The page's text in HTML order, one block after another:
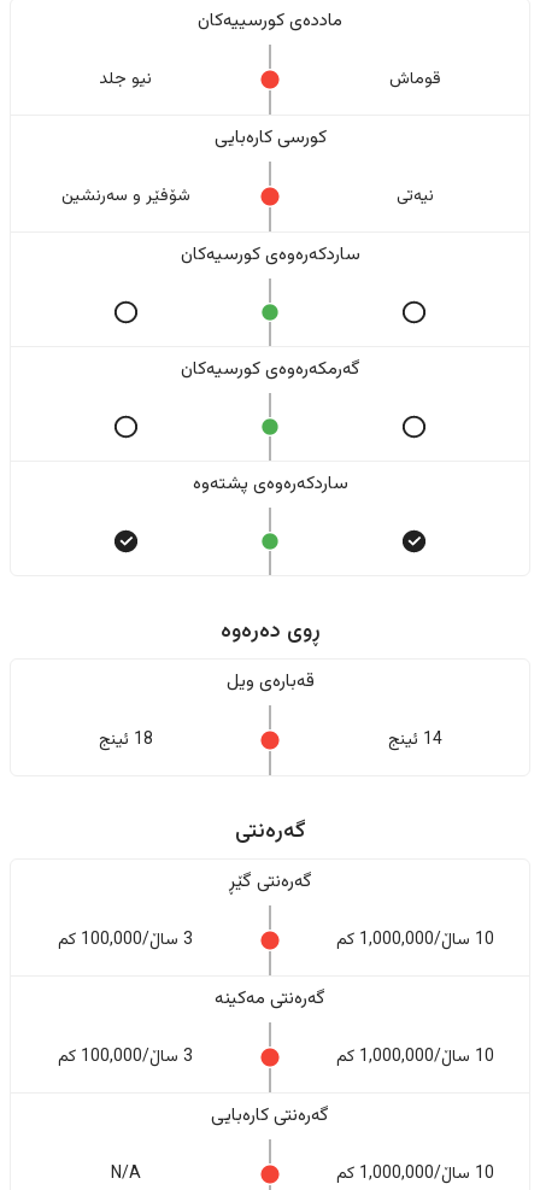
ماددەی کورسییەکان
قوماش نیو جلد
کورسی کارەبایی
نیەتی شۆفێر و سەرنشین
ساردکەرەوەی کورسیەکان
گەرمکەرەوەی کورسیەکان
ساردکەرەوەی پشتەوە
ڕوی دەرەوە
قەبارەی ویل
14 ئینج 18 ئینج
گەرەنتی
گەرەنتی گێڕ
10 ساڵ/1,000,000 کم 3 ساڵ/100,000 کم
گەرەنتی مەکینە
10 ساڵ/1,000,000 کم 3 ساڵ/100,000 کم
گەرەنتی کارەبایی
10 ساڵ/1,000,000 کم N/A